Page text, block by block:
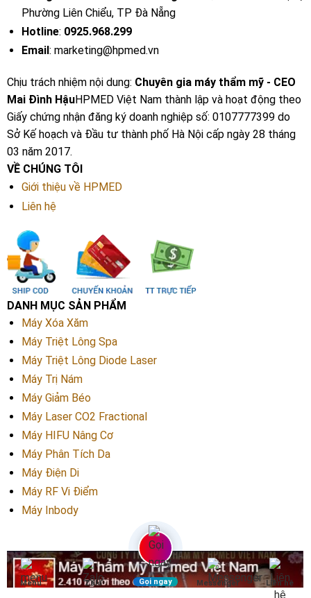
Phường Liên Chiểu, TP Đà Nẵng
Hotline: 0925.968.299
Email: marketing@hpmed.vn
Chịu trách nhiệm nội dung: Chuyên gia máy thẩm mỹ - CEO
Mai Đình HậuHPMED Việt Nam thành lập và hoạt động theo
Giấy chứng nhận đăng ký doanh nghiệp số: 0107777399 do
Sở Kế hoạch và Đầu tư thành phố Hà Nội cấp ngày 28 tháng
03 năm 2017.
VỀ CHÚNG TÔI
Giới thiệu về HPMED
Liên hệ
DANH MỤC SẢN PHẨM
Máy Xóa Xăm
Máy Triệt Lông Spa
Máy Triệt Lông Diode Laser
Máy Trị Nám
Máy Giảm Béo
Máy Laser CO2 Fractional
Máy HIFU Nâng Cơ
Máy Phân Tích Da
Máy Điện Di
Máy RF Vi Điểm
Máy Inbody
Menu Zalo Gọi ngay Messenger Liên hệ